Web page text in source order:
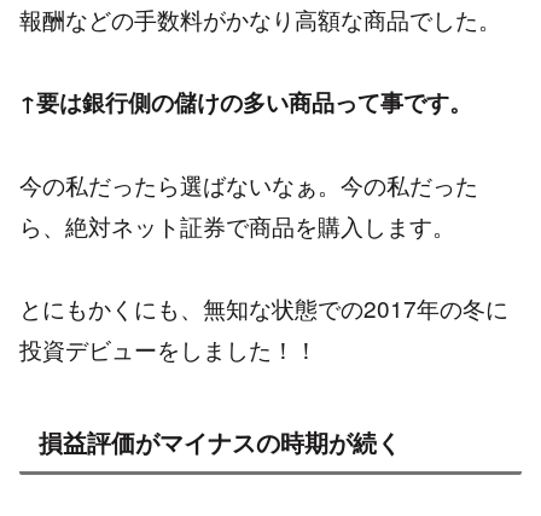
報酬などの手数料がかなり高額な商品でした。
↑要は銀行側の儲けの多い商品って事です。
今の私だったら選ばないなぁ。今の私だった
ら、絶対ネット証券で商品を購入します。
とにもかくにも、無知な状態での2017年の冬に
投資デビューをしました！！
損益評価がマイナスの時期が続く